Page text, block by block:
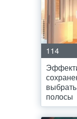
114
полосы